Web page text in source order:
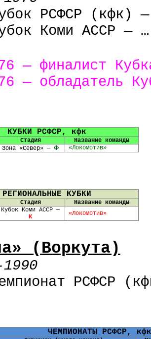
РСФСР ( кфк)
Коми АССР —
— финалист
— обладатель
КУБКИ РСФСР, кфк
Стадия
Название команды
Зона «Север» —Ф «Локомотив»
РЕГИОНАЛЬНЫЕ КУБКИ
Стадия
Название команды
Кубок Коми АССР —
К
«Локомотив»
(Воркута)
РСФСР (
ЧЕМПИОНАТЫ РСФСР,